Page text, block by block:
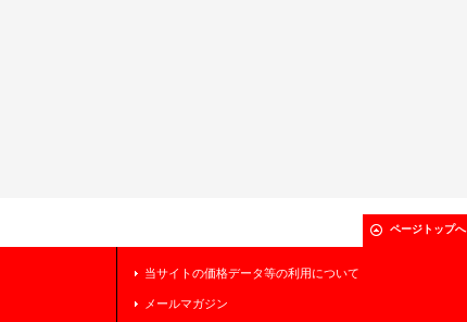
ページトップへ
当サイトの価格データ等の利用について
メールマガジン